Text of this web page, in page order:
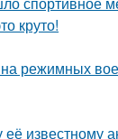
круто!
режимных
известному